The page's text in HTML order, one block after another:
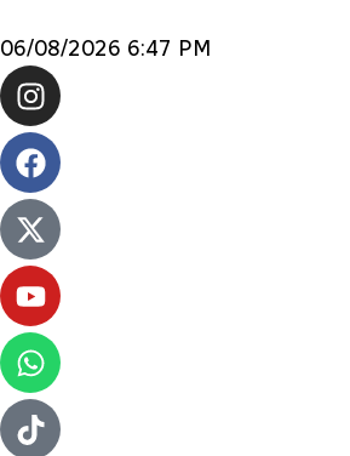
06/08/2026 6:47 PM